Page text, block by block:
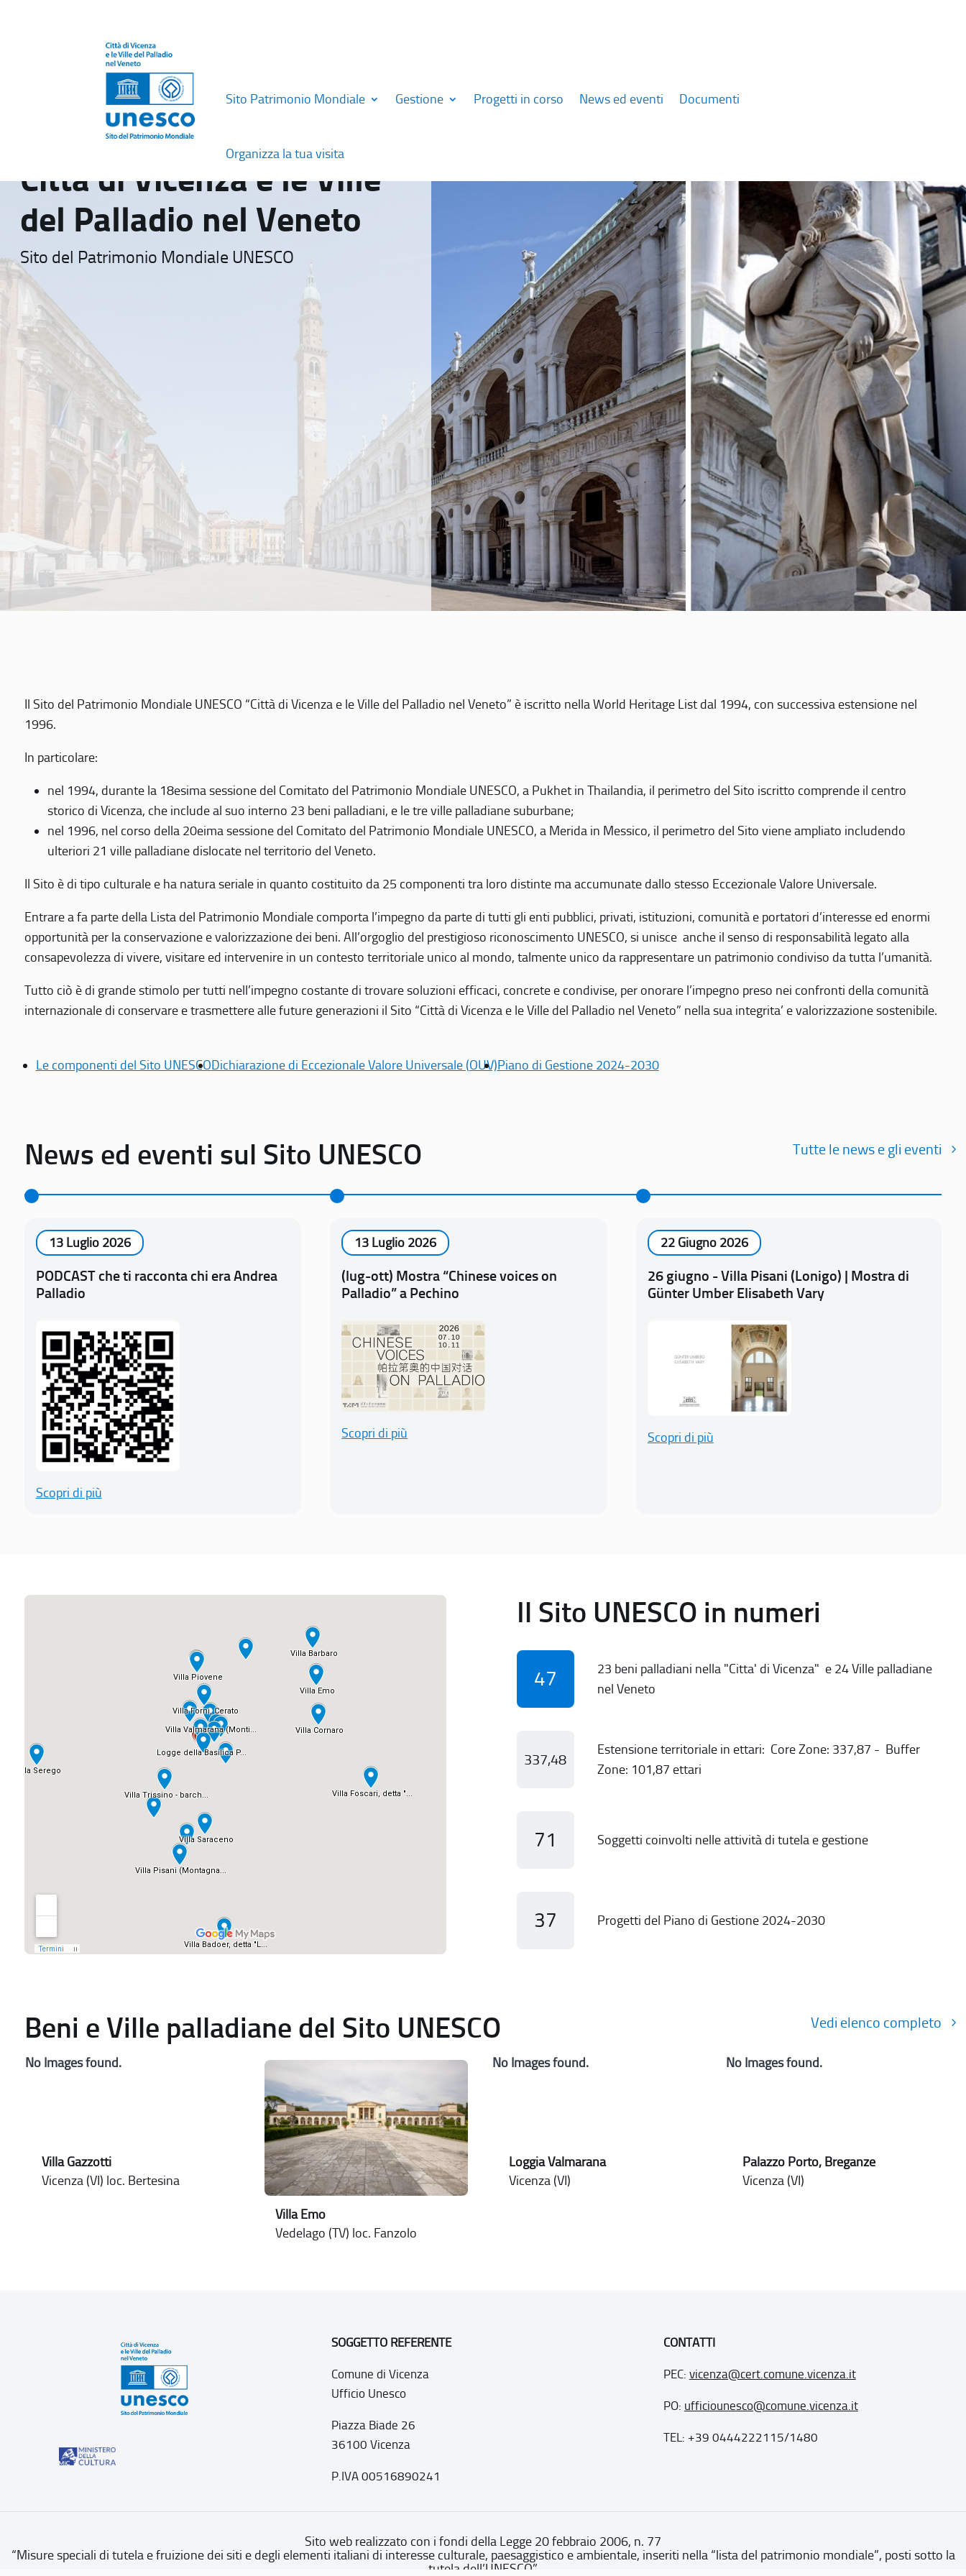
Sito Patrimonio Mondiale Gestione Progetti in corso News ed eventi Documenti
Organizza la tua visita
Città di Vicenza e le Ville
del Palladio nel Veneto
Sito del Patrimonio Mondiale UNESCO
Il Sito del Patrimonio Mondiale UNESCO “Città di Vicenza e le Ville del Palladio nel Veneto” è iscritto nella World Heritage List dal 1994, con successiva estensione nel
1996.
In particolare:
nel 1994, durante la 18esima sessione del Comitato del Patrimonio Mondiale UNESCO, a Pukhet in Thailandia, il perimetro del Sito iscritto comprende il centro
storico di Vicenza, che include al suo interno 23 beni palladiani, e le tre ville palladiane suburbane;
nel 1996, nel corso della 20eima sessione del Comitato del Patrimonio Mondiale UNESCO, a Merida in Messico, il perimetro del Sito viene ampliato includendo
ulteriori 21 ville palladiane dislocate nel territorio del Veneto.
Il Sito è di tipo culturale e ha natura seriale in quanto costituito da 25 componenti tra loro distinte ma accumunate dallo stesso Eccezionale Valore Universale.
Entrare a fa parte della Lista del Patrimonio Mondiale comporta l’impegno da parte di tutti gli enti pubblici, privati, istituzioni, comunità e portatori d’interesse ed enormi
opportunità per la conservazione e valorizzazione dei beni. All’orgoglio del prestigioso riconoscimento UNESCO, si unisce anche il senso di responsabilità legato alla
consapevolezza di vivere, visitare ed intervenire in un contesto territoriale unico al mondo, talmente unico da rappresentare un patrimonio condiviso da tutta l’umanità.
Tutto ciò è di grande stimolo per tutti nell’impegno costante di trovare soluzioni efficaci, concrete e condivise, per onorare l’impegno preso nei confronti della comunità
internazionale di conservare e trasmettere alle future generazioni il Sito “Città di Vicenza e le Ville del Palladio nel Veneto” nella sua integrita’ e valorizzazione sostenibile.
Le componenti del Sito UNESCODichiarazione di Eccezionale Valore Universale (OUV)Piano di Gestione 2024-2030
News ed eventi sul Sito UNESCO Tutte le news e gli eventi
13 Luglio 2026
PODCAST che ti racconta chi era Andrea
Palladio
Scopri di più
13 Luglio 2026
(lug-ott) Mostra “Chinese voices on
Palladio” a Pechino
Scopri di più
22 Giugno 2026
26 giugno - Villa Pisani (Lonigo) | Mostra di
Günter Umber Elisabeth Vary
Scopri di più
Il Sito UNESCO in numeri
47
23 beni palladiani nella "Citta' di Vicenza" e 24 Ville palladiane
nel Veneto
337,48
Estensione territoriale in ettari: Core Zone: 337,87 - Buffer
Zone: 101,87 ettari
71 Soggetti coinvolti nelle attività di tutela e gestione
37 Progetti del Piano di Gestione 2024-2030
Beni e Ville palladiane del Sito UNESCO Vedi elenco completo
No Images found.
Villa Gazzotti
Vicenza (VI) loc. Bertesina
Villa Emo
Vedelago (TV) loc. Fanzolo
No Images found.
Loggia Valmarana
Vicenza (VI)
No Images found.
Palazzo Porto, Breganze
Vicenza (VI)
SOGGETTO REFERENTE
Comune di Vicenza
Ufficio Unesco
Piazza Biade 26
36100 Vicenza
P.IVA 00516890241
CONTATTI
PEC: vicenza@cert.comune.vicenza.it
PO: ufficiounesco@comune.vicenza.it
TEL: +39 0444222115/1480
Sito web realizzato con i fondi della Legge 20 febbraio 2006, n. 77
“Misure speciali di tutela e fruizione dei siti e degli elementi italiani di interesse culturale, paesaggistico e ambientale, inseriti nella “lista del patrimonio mondiale”, posti sotto la
tutela dell’UNESCO”